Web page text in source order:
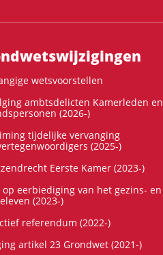
wetsvoorstellen
ambtsdelicten Kamerleden en
(2026-)
tijdelijke vervanging
(2025-)
Eerste Kamer (2023-)
op eerbiediging van het gezins- en
(2023-)
referendum (2022-)
artikel 23 Grondwet (2021-)